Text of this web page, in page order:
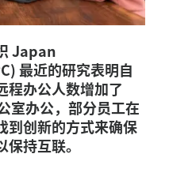
Japan
最近的研究表明自
程办公人数增加了
室办公，部分员工在
到创新的方式来确保
持互联。